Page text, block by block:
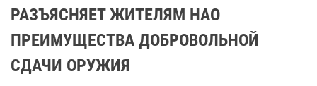
РАЗЪЯСНЯЕТ ЖИТЕЛЯМ НАО
ПРЕИМУЩЕСТВА ДОБРОВОЛЬНОЙ
СДАЧИ ОРУЖИЯ